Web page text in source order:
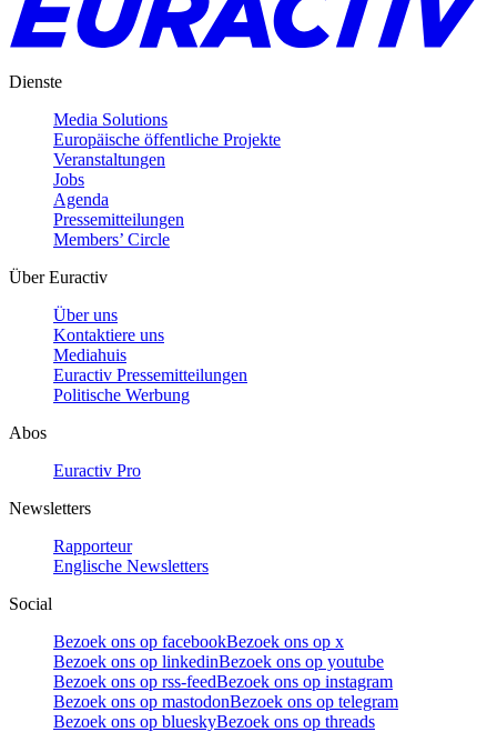
Dienste
Media Solutions
Europäische öffentliche Projekte
Veranstaltungen
Jobs
Agenda
Pressemitteilungen
Members’ Circle
Über Euractiv
Über uns
Kontaktiere uns
Mediahuis
Euractiv Pressemitteilungen
Politische Werbung
Abos
Euractiv Pro
Newsletters
Rapporteur
Englische Newsletters
Social
Bezoek ons op facebookBezoek ons op x
Bezoek ons op linkedinBezoek ons op youtube
Bezoek ons op rss-feedBezoek ons op instagram
Bezoek ons op mastodonBezoek ons op telegram
Bezoek ons op blueskyBezoek ons op threads